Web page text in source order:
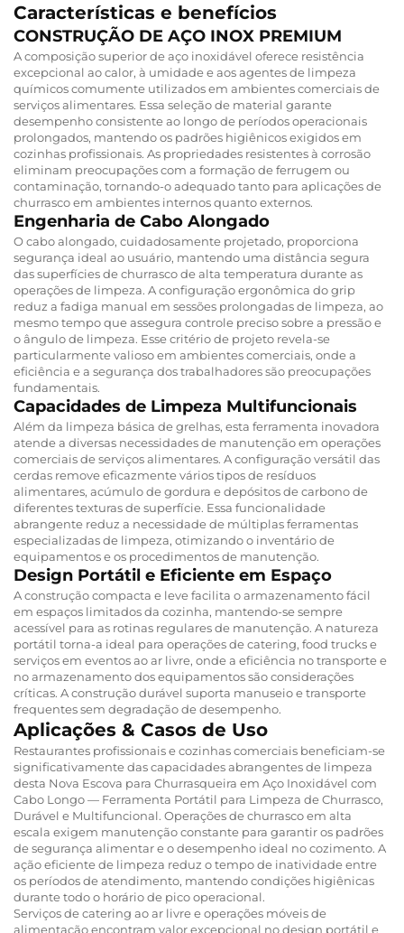
Características e benefícios
CONSTRUÇÃO DE AÇO INOX PREMIUM
A composição superior de aço inoxidável oferece resistência
excepcional ao calor, à umidade e aos agentes de limpeza
químicos comumente utilizados em ambientes comerciais de
serviços alimentares. Essa seleção de material garante
desempenho consistente ao longo de períodos operacionais
prolongados, mantendo os padrões higiênicos exigidos em
cozinhas profissionais. As propriedades resistentes à corrosão
eliminam preocupações com a formação de ferrugem ou
contaminação, tornando-o adequado tanto para aplicações de
churrasco em ambientes internos quanto externos.
Engenharia de Cabo Alongado
O cabo alongado, cuidadosamente projetado, proporciona
segurança ideal ao usuário, mantendo uma distância segura
das superfícies de churrasco de alta temperatura durante as
operações de limpeza. A configuração ergonômica do grip
reduz a fadiga manual em sessões prolongadas de limpeza, ao
mesmo tempo que assegura controle preciso sobre a pressão e
o ângulo de limpeza. Esse critério de projeto revela-se
particularmente valioso em ambientes comerciais, onde a
eficiência e a segurança dos trabalhadores são preocupações
fundamentais.
Capacidades de Limpeza Multifuncionais
Além da limpeza básica de grelhas, esta ferramenta inovadora
atende a diversas necessidades de manutenção em operações
comerciais de serviços alimentares. A configuração versátil das
cerdas remove eficazmente vários tipos de resíduos
alimentares, acúmulo de gordura e depósitos de carbono de
diferentes texturas de superfície. Essa funcionalidade
abrangente reduz a necessidade de múltiplas ferramentas
especializadas de limpeza, otimizando o inventário de
equipamentos e os procedimentos de manutenção.
Design Portátil e Eficiente em Espaço
A construção compacta e leve facilita o armazenamento fácil
em espaços limitados da cozinha, mantendo-se sempre
acessível para as rotinas regulares de manutenção. A natureza
portátil torna-a ideal para operações de catering, food trucks e
serviços em eventos ao ar livre, onde a eficiência no transporte e
no armazenamento dos equipamentos são considerações
críticas. A construção durável suporta manuseio e transporte
frequentes sem degradação de desempenho.
Aplicações & Casos de Uso
Restaurantes profissionais e cozinhas comerciais beneficiam-se
significativamente das capacidades abrangentes de limpeza
desta Nova Escova para Churrasqueira em Aço Inoxidável com
Cabo Longo — Ferramenta Portátil para Limpeza de Churrasco,
Durável e Multifuncional. Operações de churrasco em alta
escala exigem manutenção constante para garantir os padrões
de segurança alimentar e o desempenho ideal no cozimento. A
ação eficiente de limpeza reduz o tempo de inatividade entre
os períodos de atendimento, mantendo condições higiênicas
durante todo o horário de pico operacional.
Serviços de catering ao ar livre e operações móveis de
alimentação encontram valor excepcional no design portátil e